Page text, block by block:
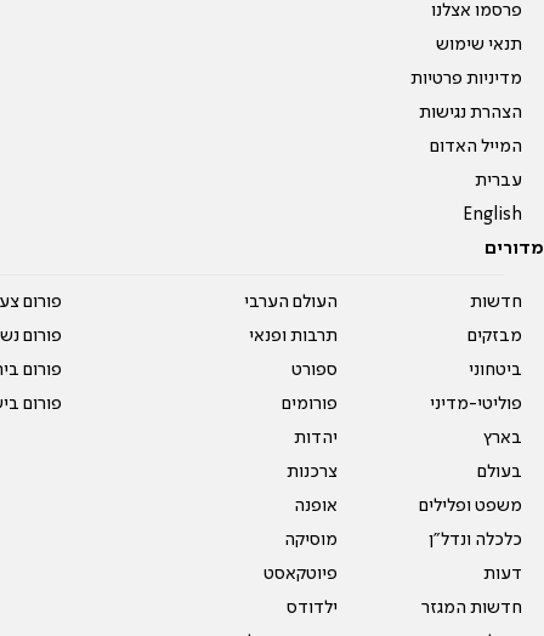
פרסמו אצלנו
תנאי שימוש
מדיניות פרטיות
הצהרת נגישות
המייל האדום
עברית
English
מדורים
חדשות
מבזקים
ביטחוני
פוליטי-מדיני
בארץ
בעולם
משפט ופלילים
כלכלה ונדל"ן
דעות
חדשות המגזר
העולם הערבי
תרבות ופנאי
ספורט
פורומים
יהדות
צרכנות
אופנה
מוסיקה
פיוטקאסט
ילדודס
פורום
פורום
פורום
פורום